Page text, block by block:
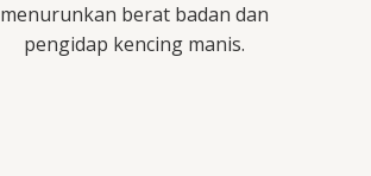
menurunkan berat badan dan
pengidap kencing manis.